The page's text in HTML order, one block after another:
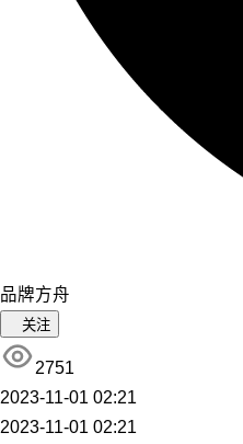
品牌方舟
关注
2751
2023-11-01 02:21
2023-11-01 02:21